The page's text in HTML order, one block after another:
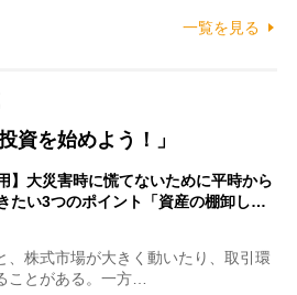
一覧を見る
資を始めよう！」
】大災害時に慌てないために平時から
たい3つのポイント「資産の棚卸し…
株式市場が大きく動いたり、取引環
ことがある。一方…